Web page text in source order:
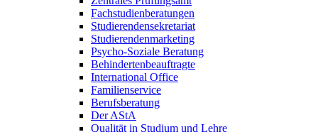
Fachstudienberatungen
Studierendensekretariat
Studierendenmarketing
Psycho-Soziale Beratung
Behindertenbeauftragte
International Office
Familienservice
Berufsberatung
Der AStA
Qualität in Studium und Lehre